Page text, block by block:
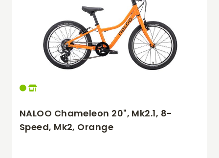
NALOO Chameleon 20", Mk2.1, 8-
Speed, Mk2, Orange